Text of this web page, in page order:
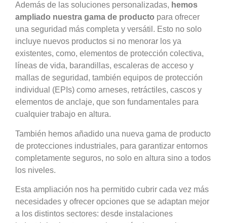
Además de las soluciones personalizadas, hemos
ampliado nuestra gama de producto para ofrecer
una seguridad más completa y versátil. Esto no solo
incluye nuevos productos si no menorar los ya
existentes, como, elementos de protección colectiva,
líneas de vida, barandillas, escaleras de acceso y
mallas de seguridad, también equipos de protección
individual (EPIs) como arneses, retráctiles, cascos y
elementos de anclaje, que son fundamentales para
cualquier trabajo en altura.
También hemos añadido una nueva gama de producto
de protecciones industriales, para garantizar entornos
completamente seguros, no solo en altura sino a todos
los niveles.
Esta ampliación nos ha permitido cubrir cada vez más
necesidades y ofrecer opciones que se adaptan mejor
a los distintos sectores: desde instalaciones